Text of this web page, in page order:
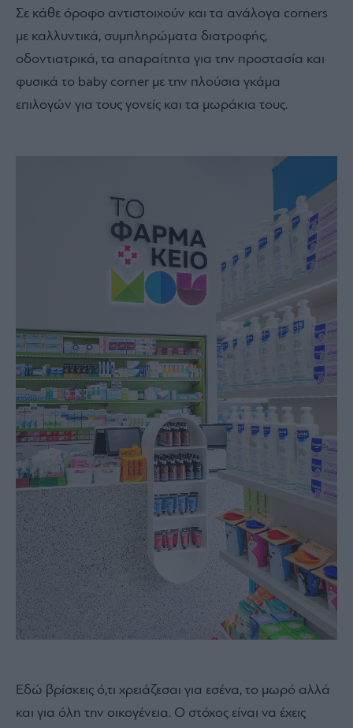
Σε κάθε όροφο αντιστοιχούν και τα ανάλογα corners
με καλλυντικά, συμπληρώματα διατροφής,
οδοντιατρικά, τα απαραίτητα για την προστασία και
φυσικά τo baby corner με την πλούσια γκάμα
επιλογών για τους γονείς και τα μωράκια τους.
Εδώ βρίσκεις ό,τι χρειάζεσαι για εσένα, το μωρό αλλά
και για όλη την οικογένεια. Ο στόχος είναι να έχεις